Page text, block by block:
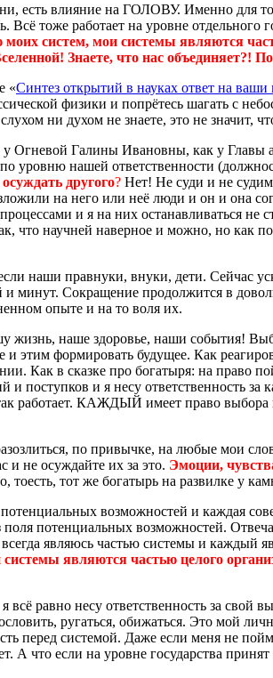
есть влияние на ГОЛОВУ. Именно для
тоже работает на уровне отдельного
систем, мои системы являются
Знаете, что нас объединяет?!
«Синтез открытий в науках ответ на ваши
физики и попрётесь шагать с
ни духом не знаете, это не значит,
Огневой Галины Ивановны, как у Главы
уровню нашей ответственности
другого? Нет! Не суди и не судим
на него или неё люди и он и она
и я на них останавливаться
что научней наверное и можно, но как
наши правнуки, внуки, дети. Сейчас
минут. Сокращение продолжится в
опыте и на то воля их.
жизнь, наше здоровье, наши события!
этим формировать будущее. Как
Как в сказке про богатыря: на
поступков и я несу ответственность за
работает. КАЖДЫЙ имеет право
по привычке, на любые мои
и не осуждайте их за это. Эмоции,
тот же богатырь на развилке у
возможностей и каждая
потенциальных возможностей.
являюсь частью системы и каждый
являются частью целого
равно несу ответственность за свой
ругаться, обижаться. Это мой
перед системой. Даже если меня не
А что если на уровне государства